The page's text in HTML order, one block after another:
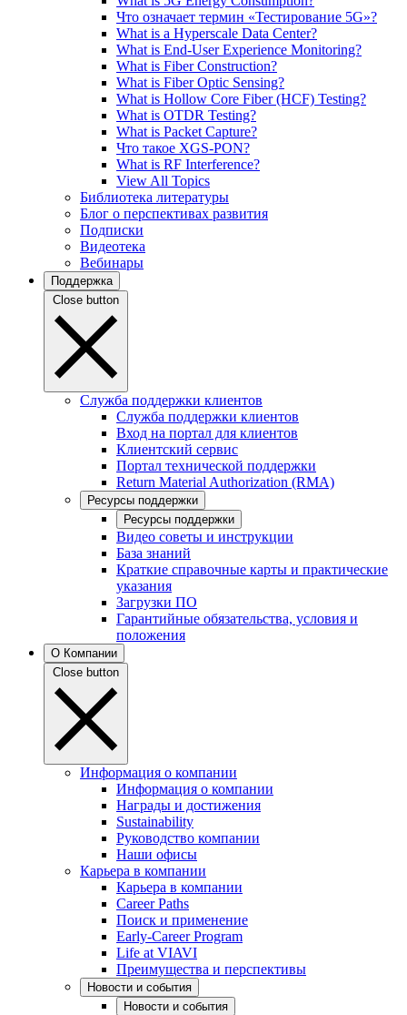
Что означает термин «Тестирование 5G»?
What is a Hyperscale Data Center?
What is End-User Experience Monitoring?
What is Fiber Construction?
What is Fiber Optic Sensing?
What is Hollow Core Fiber (HCF) Testing?
What is OTDR Testing?
What is Packet Capture?
Что такое XGS-PON?
What is RF Interference?
View All Topics
Библиотека литературы
Блог о перспективах развития
Подписки
Видеотека
Вебинары
Поддержка
Close button
Служба поддержки клиентов
Служба поддержки клиентов
Вход на портал для клиентов
Клиентский сервис
Портал технической поддержки
Return Material Authorization (RMA)
Ресурсы поддержки
Ресурсы поддержки
Видео советы и инструкции
База знаний
Краткие справочные карты и практические
указания
Загрузки ПО
Гарантийные обязательства, условия и
положения
О Компании
Close button
Информация о компании
Информация о компании
Награды и достижения
Sustainability
Руководство компании
Наши офисы
Карьера в компании
Карьера в компании
Career Paths
Поиск и применение
Early-Career Program
Life at VIAVI
Преимущества и перспективы
Новости и события
Новости и события